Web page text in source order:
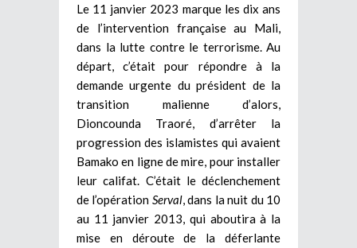
Le 11 janvier 2023 marque les dix ans
de l’intervention française au Mali,
dans la lutte contre le terrorisme. Au
départ, c’était pour répondre à la
demande urgente du président de la
transition malienne d’alors,
Dioncounda Traoré, d’arrêter la
progression des islamistes qui avaient
Bamako en ligne de mire, pour installer
leur califat. C’était le déclenchement
de l’opération Serval, dans la nuit du 10
au 11 janvier 2013, qui aboutira à la
mise en déroute de la déferlante